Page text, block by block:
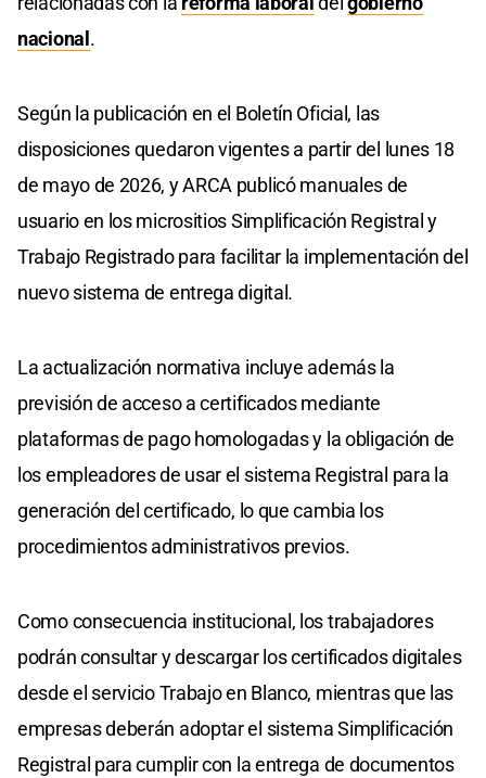
nacional.
Según la publicación en el Boletín Oficial, las
disposiciones quedaron vigentes a partir del lunes 18
de mayo de 2026, y ARCA publicó manuales de
usuario en los micrositios Simplificación Registral y
Trabajo Registrado para facilitar la implementación del
nuevo sistema de entrega digital.
La actualización normativa incluye además la
previsión de acceso a certificados mediante
plataformas de pago homologadas y la obligación de
los empleadores de usar el sistema Registral para la
generación del certificado, lo que cambia los
procedimientos administrativos previos.
Como consecuencia institucional, los trabajadores
podrán consultar y descargar los certificados digitales
desde el servicio Trabajo en Blanco, mientras que las
empresas deberán adoptar el sistema Simplificación
Registral para cumplir con la entrega de documentos